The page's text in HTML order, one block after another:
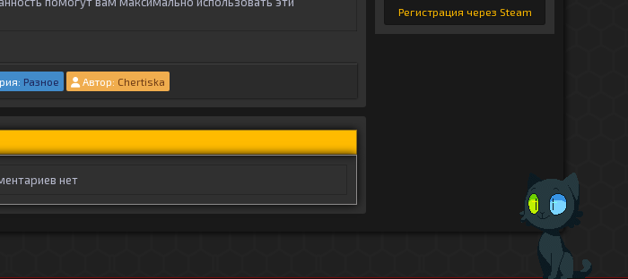
Разное Автор: Chertiska
нет
Регистрация через Steam